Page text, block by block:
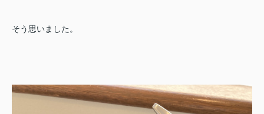
そう思いました。